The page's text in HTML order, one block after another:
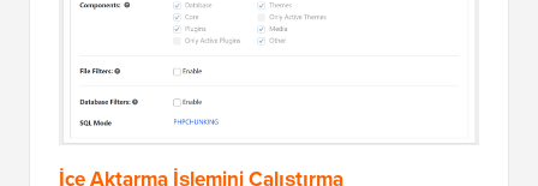
İçe Aktarma İşlemini Çalıştırma